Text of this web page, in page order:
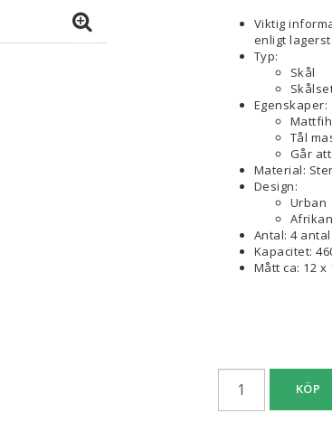
Viktig
enligt
Typ:
Skål
Egenskaper:
Tål
Går
Material:
Design:
Urban
Afrikan
Antal: 4 antal
Kapacitet:
Mått ca: 12 x
KÖP